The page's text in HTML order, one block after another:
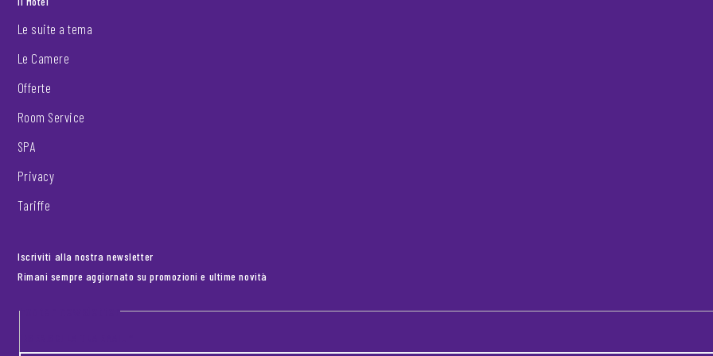
Le suite a tema
Le Camere
Offerte
Room Service
SPA
Privacy
Tariffe
Iscriviti alla nostra newsletter
Rimani sempre aggiornato su promozioni e ultime novità
Footer newsletter